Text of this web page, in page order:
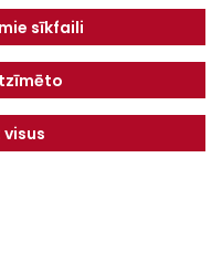
sīkfaili